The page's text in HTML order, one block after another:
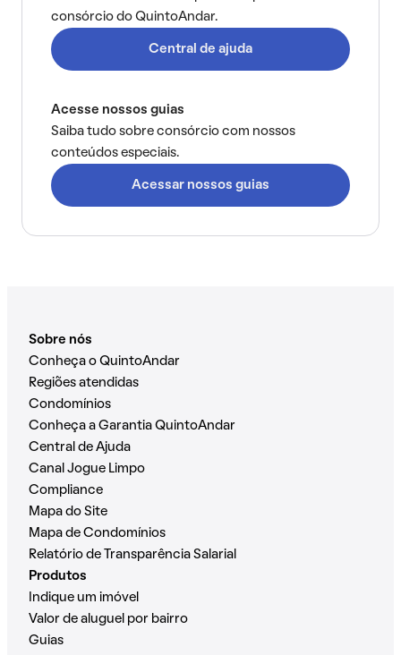
consórcio do QuintoAndar.
Central de ajuda
Acesse nossos guias
Saiba tudo sobre consórcio com nossos
conteúdos especiais.
Acessar nossos guias
Sobre nós
Conheça o QuintoAndar
Regiões atendidas
Condomínios
Conheça a Garantia QuintoAndar
Central de Ajuda
Canal Jogue Limpo
Compliance
Mapa do Site
Mapa de Condomínios
Relatório de Transparência Salarial
Produtos
Indique um imóvel
Valor de aluguel por bairro
Guias